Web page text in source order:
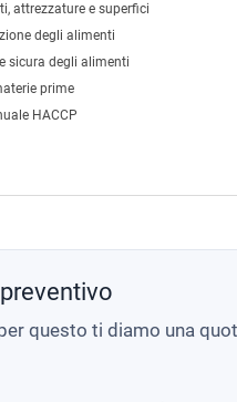
attrezzature e superfici
degli alimenti
sicura degli alimenti
prime
HACCP
questo ti diamo una